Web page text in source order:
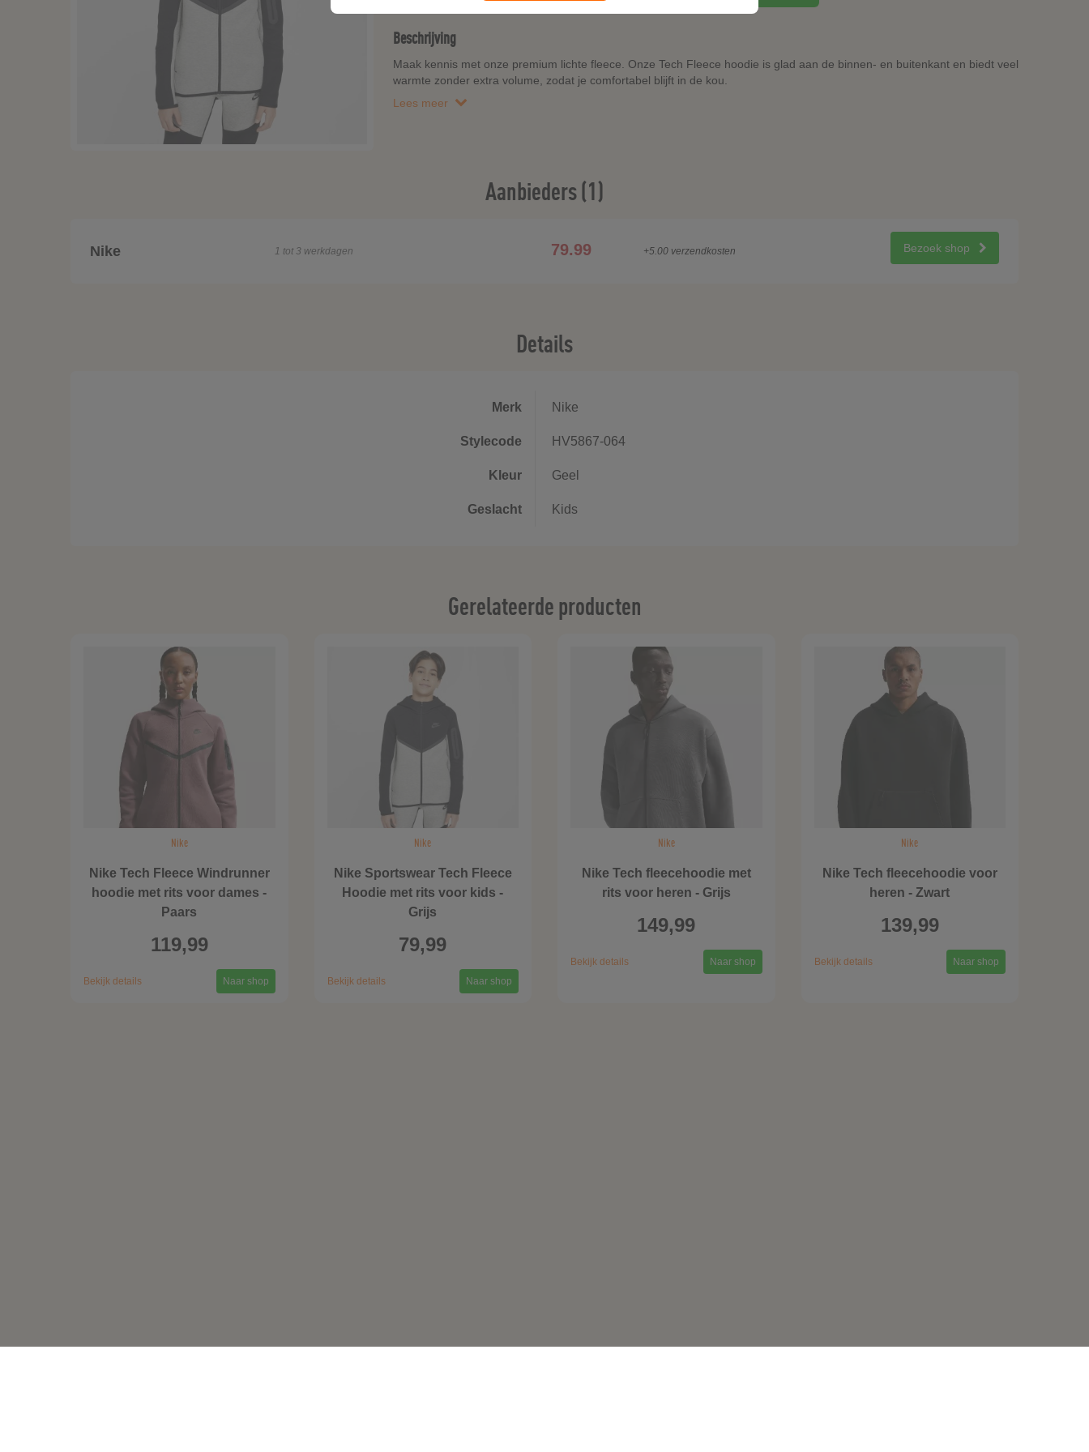
Beschrijving
Maak kennis met onze premium lichte fleece. Onze Tech Fleece hoodie is glad aan de binnen- en buitenkant en biedt veel
warmte zonder extra volume, zodat je comfortabel blijft in de kou.
Lees meer
Aanbieders (1)
Nike 79.99
1 tot 3 werkdagen +5.00 verzendkosten Bezoek shop
Details
Merk Nike
Stylecode HV5867-064
Kleur Geel
Geslacht Kids
Gerelateerde producten
Nike
Nike Tech Fleece Windrunner
hoodie met rits voor dames -
Paars
119,99
Bekijk details Naar shop
Nike
Nike Sportswear Tech Fleece
Hoodie met rits voor kids -
Grijs
79,99
Bekijk details Naar shop
Nike
Nike Tech fleecehoodie met
rits voor heren - Grijs
149,99
Bekijk details Naar shop
Nike
Nike Tech fleecehoodie voor
heren - Zwart
139,99
Bekijk details Naar shop